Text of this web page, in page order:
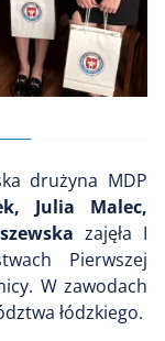
drużyna MDP
Julia Malec,
zajęła I
Pierwszej
W zawodach
łódzkiego.